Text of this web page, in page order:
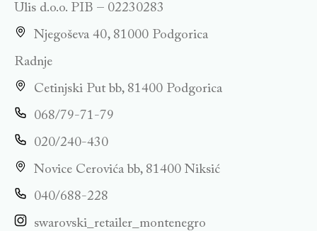
Ulis d.o.o. PIB – 02230283
Njegoševa 40, 81000 Podgorica
Radnje
Cetinjski Put bb, 81400 Podgorica
068/79-71-79
020/240-430
Novice Cerovića bb, 81400 Niksić
040/688-228
swarovski_retailer_montenegro